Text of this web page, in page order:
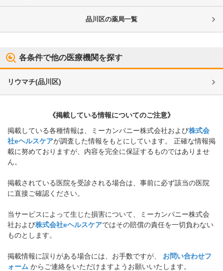
品川区の薬局一覧
各条件で他の医療機関を探す
リウマチ(品川区)
《掲載している情報についてのご注意》
掲載している各種情報は、ミーカンパニー株式会社および株式会
社eヘルスケアが調査した情報をもとにしています。 正確な情報掲
載に努めておりますが、内容を完全に保証するものではありませ
ん。
掲載されている医院を受診される場合は、事前に必ず該当の医院
に直接ご確認ください。
当サービスによって生じた損害について、ミーカンパニー株式会
社および株式会社eヘルスケアではその賠償の責任を一切負わない
ものとします。
掲載情報に誤りがある場合には、お手数ですが、
お問い合わせフ
ォーム からご連絡をいただけますようお願いいたします。